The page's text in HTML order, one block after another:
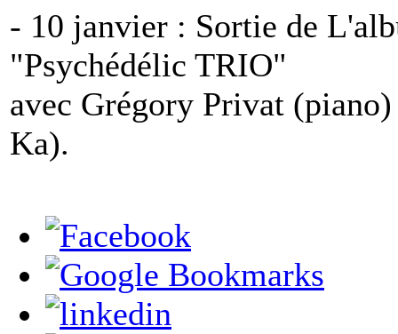
- 10 janvier : Sortie de
"Psychédélic TRIO"
avec Grégory Privat
Ka).